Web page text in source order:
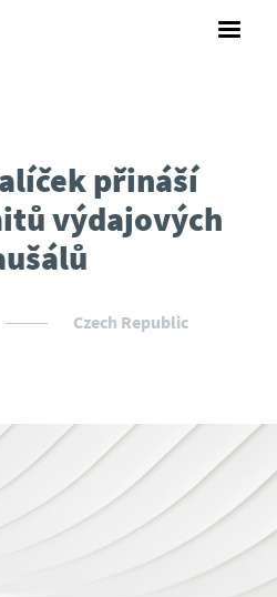
přináší
výdajových
Czech Republic